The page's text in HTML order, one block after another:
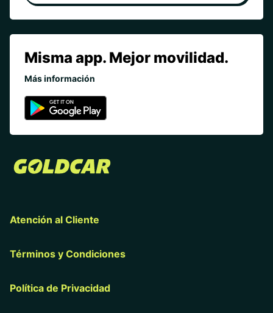
Misma app. Mejor movilidad.
Más información
Atención al Cliente
Términos y Condiciones
Política de Privacidad